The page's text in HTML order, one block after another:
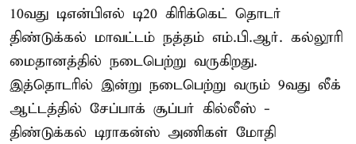
10வது டிஎன்பிஎல் டி20 கிரிக்கெட் தொடர்
திண்டுக்கல் மாவட்டம் நத்தம் எம்.பி.ஆர். கல்லூரி
மைதானத்தில் நடைபெற்று வருகிறது.
இத்தொடரில் இன்று நடைபெற்று வரும் 9வது லீக்
ஆட்டத்தில் சேப்பாக் சூப்பர் கில்லீஸ் -
திண்டுக்கல் டிராகன்ஸ் அணிகள் மோதி